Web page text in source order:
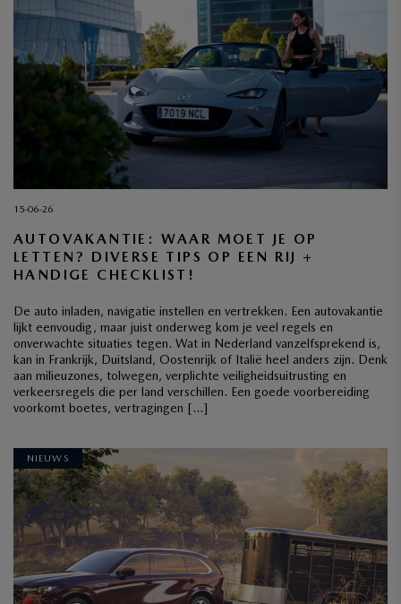
15-06-26
AUTOVAKANTIE: WAAR MOET JE OP
LETTEN? DIVERSE TIPS OP EEN RIJ +
HANDIGE CHECKLIST!
De auto inladen, navigatie instellen en vertrekken. Een autovakantie
lijkt eenvoudig, maar juist onderweg kom je veel regels en
onverwachte situaties tegen. Wat in Nederland vanzelfsprekend is,
kan in Frankrijk, Duitsland, Oostenrijk of Italië heel anders zijn. Denk
aan milieuzones, tolwegen, verplichte veiligheidsuitrusting en
verkeersregels die per land verschillen. Een goede voorbereiding
voorkomt boetes, vertragingen […]
NIEUWS